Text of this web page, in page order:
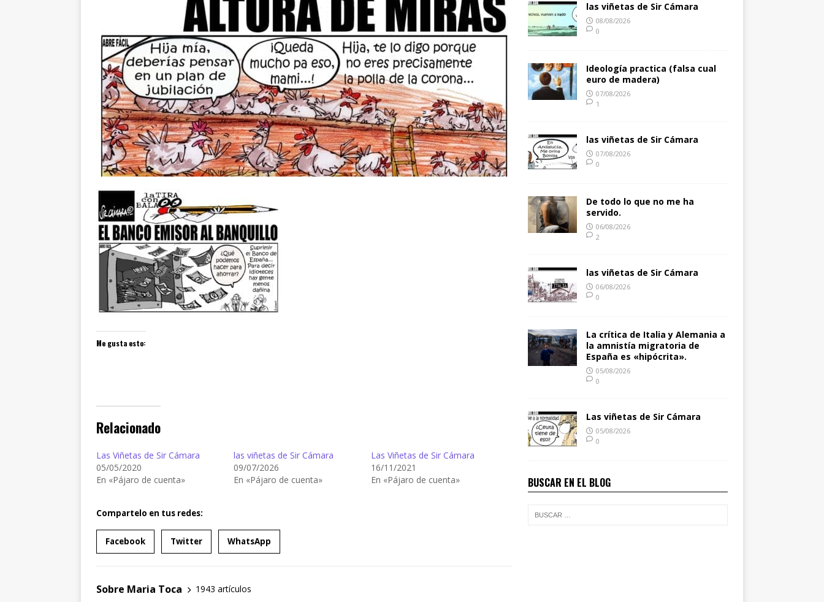
Me gusta esto:
Relacionado
Las Viñetas de Sir Cámara
05/05/2020
En «Pájaro de cuenta»
las viñetas de Sir Cámara
09/07/2026
En «Pájaro de cuenta»
Las Viñetas de Sir Cámara
16/11/2021
En «Pájaro de cuenta»
Compartelo en tus redes:
Facebook Twitter WhatsApp
Sobre Maria Toca
1943 artículos
las viñetas de Sir Cámara
08/08/2026
0
Ideología practica (falsa cual
euro de madera)
07/08/2026
1
las viñetas de Sir Cámara
07/08/2026
0
De todo lo que no me ha
servido.
06/08/2026
2
las viñetas de Sir Cámara
06/08/2026
0
La crítica de Italia y Alemania a
la amnistía migratoria de
España es «hipócrita».
05/08/2026
0
Las viñetas de Sir Cámara
05/08/2026
0
BUSCAR EN EL BLOG